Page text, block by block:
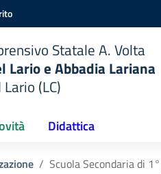
Statale A. Volta
Lario e Abbadia Lariana
(LC)
Didattica
Scuola Secondaria di